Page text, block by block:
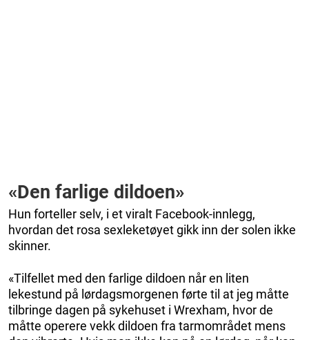
«Den farlige dildoen»
Hun forteller selv, i et viralt Facebook-innlegg,
hvordan det rosa sexleketøyet gikk inn der solen ikke
skinner.
«Tilfellet med den farlige dildoen når en liten
lekestund på lørdagsmorgenen førte til at jeg måtte
tilbringe dagen på sykehuset i Wrexham, hvor de
måtte operere vekk dildoen fra tarmområdet mens